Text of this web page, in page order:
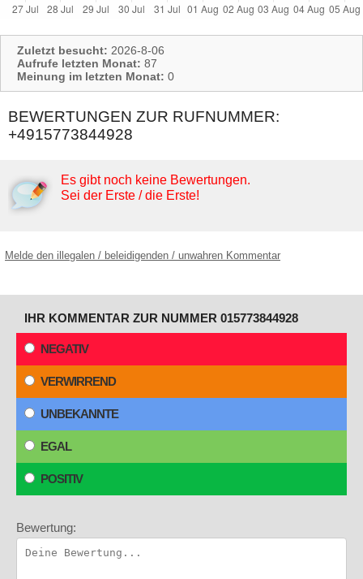
Zuletzt besucht: 2026-8-06
Aufrufe letzten Monat: 87
Meinung im letzten Monat: 0
BEWERTUNGEN ZUR RUFNUMMER:
+4915773844928
Es gibt noch keine Bewertungen.
Sei der Erste / die Erste!
Melde den illegalen / beleidigenden / unwahren Kommentar
IHR KOMMENTAR ZUR NUMMER 015773844928
NEGATIV
VERWIRREND
UNBEKANNTE
EGAL
POSITIV
Bewertung: